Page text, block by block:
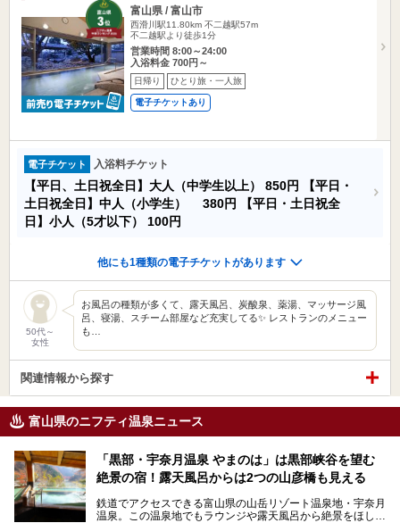
富山県 / 富山市
西滑川駅11.80km 不二越駅57m
不二越駅より徒歩1分
営業時間 8:00～24:00
入浴料金 700円～
日帰り ひとり旅・一人旅
電子チケットあり
電子チケット 入浴料チケット
【平日、土日祝全日】大人（中学生以上） 850円
【平日・
土日祝全日】中人（小学生） 380円
【平日・土日祝全
日】小人（5才以下） 100円
他にも1種類の電子チケットがあります
50代～
女性
お風呂の種類が多くて、露天風呂、炭酸泉、薬湯、マッサージ風
呂、寝湯、スチーム部屋など充実してる✨ レストランのメニュー
も…
関連情報から探す
富山県のニフティ温泉ニュース
「黒部・宇奈月温泉 やまのは」は黒部峡谷を望む
絶景の宿！露天風呂からは2つの山彦橋も見える
鉄道でアクセスできる富山県の山岳リゾート温泉地・宇奈月
温泉。この温泉地でもラウンジや露天風呂から絶景をほしい